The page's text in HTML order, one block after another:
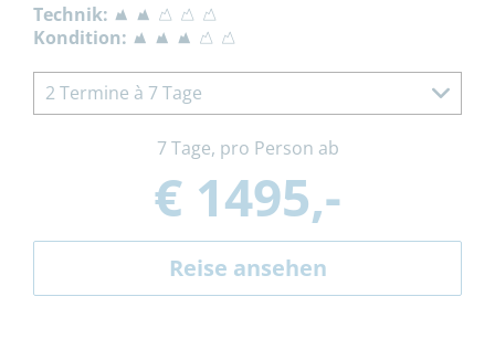
Technik:
Kondition:
2 Termine à 7 Tage
7 Tage, pro Person ab
€ 1495,-
Reise ansehen